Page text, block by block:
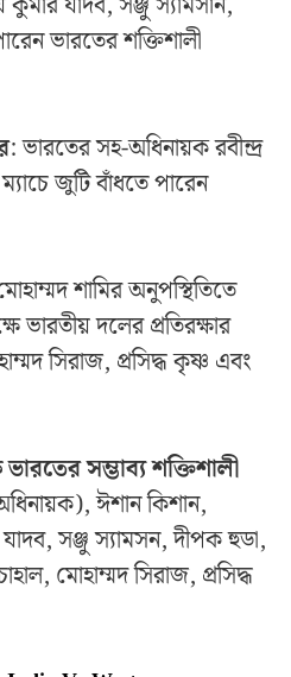
ভারতের শক্তিশালী
: ভারতের সহ-অধিনায়ক রবীন্দ্র
জুটি বাঁধতে পারেন
শামির অনুপস্থিতিতে
ভারতীয় দলের প্রতিরক্ষার
সিরাজ, প্রসিদ্ধ কৃষ্ণ এবং
সম্ভাব্য শক্তিশালী
ঈশান কিশান,
সঞ্জু স্যামসন, দীপক হুডা,
মোহাম্মদ সিরাজ, প্রসিদ্ধ